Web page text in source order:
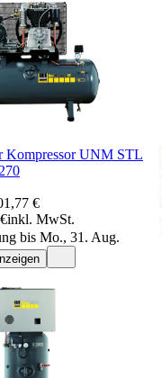
Kompressor UNM STL
€
inkl. MwSt.
bis Mo., 31. Aug.